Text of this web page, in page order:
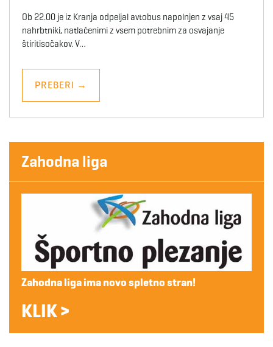
Ob 22.00 je iz Kranja odpeljal avtobus napolnjen z vsaj 45
nahrbtniki, natlačenimi z vsem potrebnim za osvajanje
štiritisočakov. V…
PREBERI →
Zahodna liga
Zahodna liga ima novo spletno stran!
KLIK >